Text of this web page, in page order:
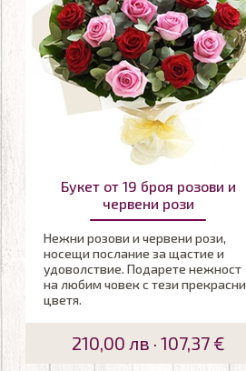
Букет от 19 броя розови и
червени рози
Нежни розови и червени рози,
носещи послание за щастие и
удоволствие. Подарете нежност
на любим човек с тези прекрасни
цветя.
210,00 лв · 107,37 €